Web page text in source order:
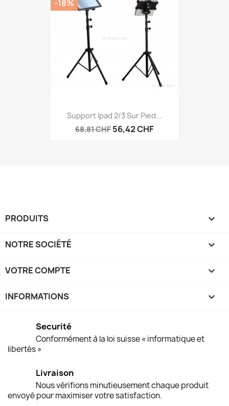
Support Ipad 2/3 Sur Pied...
68,81 CHF 56,42 CHF
-18%
PRODUITS 
NOTRE SOCIÉTÉ 
VOTRE COMPTE 
INFORMATIONS keyboard_arrow_down
Securité
Conformément à la loi suisse « informatique et
libertés »
Livraison
Nous vérifions minutieusement chaque produit
envoyé pour maximiser votre satisfaction.